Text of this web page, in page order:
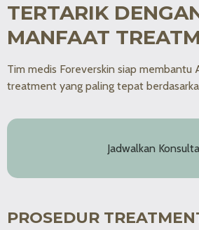
TERTARIK
MANFAAT
Tim medis Foreverskin siap membantu
treatment yang paling tepat
Jadwalkan
PROSEDUR